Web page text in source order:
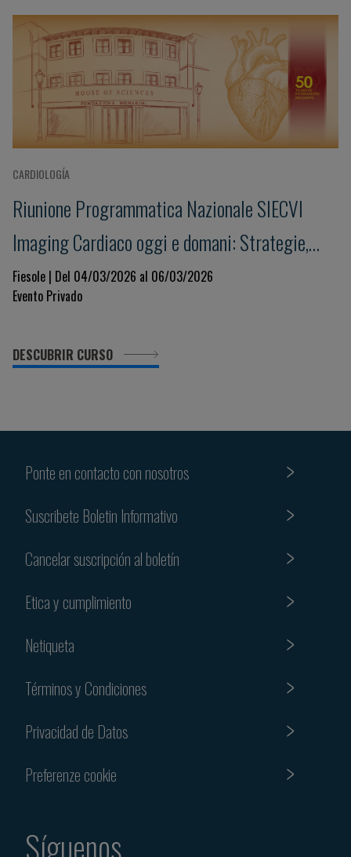
CARDIOLOGÍA
Riunione Programmatica Nazionale SIECVI
Imaging Cardiaco oggi e domani: Strategie,
Innovazione e Governance per un Sistema
Sostenibile
Fiesole | Del 04/03/2026 al 06/03/2026
Evento Privado
DESCUBRIR CURSO
Ponte en contacto con nosotros
Suscribete Boletin Informativo
Cancelar suscripción al boletín
Etica y cumplimiento
Netiqueta
Términos y Condiciones
Privacidad de Datos
Preferenze cookie
Síguenos